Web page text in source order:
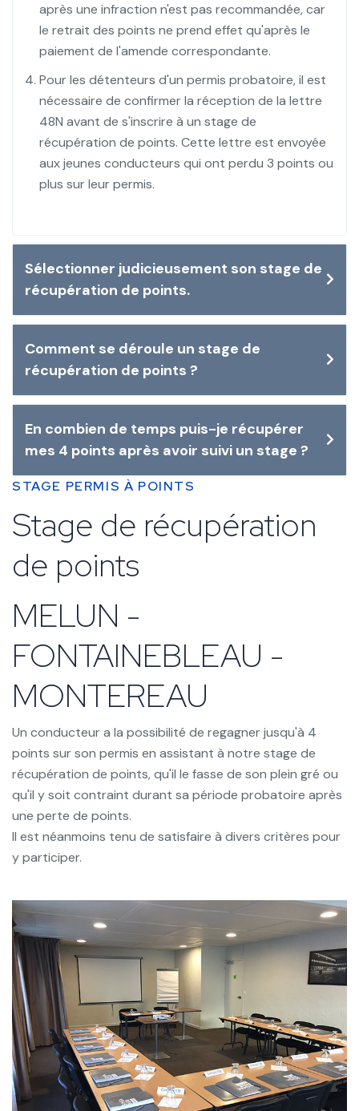
après une infraction n'est pas recommandée, car
le retrait des points ne prend effet qu'après le
paiement de l'amende correspondante.
Pour les détenteurs d'un permis probatoire, il est
nécessaire de confirmer la réception de la lettre
48N avant de s'inscrire à un stage de
récupération de points. Cette lettre est envoyée
aux jeunes conducteurs qui ont perdu 3 points ou
plus sur leur permis.
Sélectionner judicieusement son stage de
récupération de points.
Comment se déroule un stage de
récupération de points ?
En combien de temps puis-je récupérer
mes 4 points après avoir suivi un stage ?
STAGE PERMIS À POINTS
Stage de récupération
de points
MELUN -
FONTAINEBLEAU -
MONTEREAU
Un conducteur a la possibilité de regagner jusqu'à 4
points sur son permis en assistant à notre stage de
récupération de points, qu'il le fasse de son plein gré ou
qu'il y soit contraint durant sa période probatoire après
une perte de points.
Il est néanmoins tenu de satisfaire à divers critères pour
y participer.